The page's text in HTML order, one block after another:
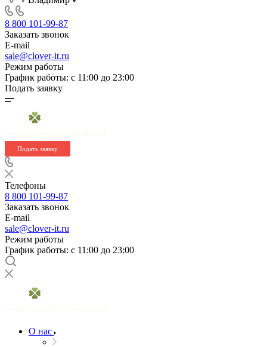
8 800 101-99-87
Заказать звонок
E-mail
sale@clover-it.ru
Режим работы
График работы: с 11:00 до 23:00
Подать заявку
Подать заявку
Телефоны
8 800 101-99-87
Заказать звонок
E-mail
sale@clover-it.ru
Режим работы
График работы: с 11:00 до 23:00
О нас